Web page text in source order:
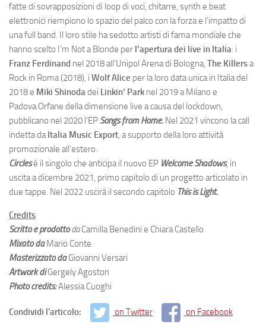
fatte di sovrapposizioni di loop di voci, chitarre, synth e beat
elettronici riempiono lo spazio del palco con la forza e l’impatto di
una full band. Il loro stile ha sedotto artisti di fama mondiale che
hanno scelto I’m Not a Blonde per l’apertura dei live in Italia: i
Franz Ferdinand nel 2018 all’Unipol Arena di Bologna, The Killersa
Rock in Roma (2018), i Wolf Alice per la loro data unica in Italia del
2018 e Miki Shinodadei Linkin’ Park nel 2019 a Milano e
Padova.Orfane della dimensione live a causa del lockdown,
pubblicano nel 2020 l’EP Songs from Home. Nel 2021 vincono la call
indetta daItalia Music Export, a supporto della loro attività
promozionale all’estero.
Circlesè il singolo che anticipa il nuovo EP Welcome Shadows, in
uscita a dicembre 2021, primo capitolo di un progetto articolato in
due tappe. Nel 2022 uscirà il secondo capitolo This is Light.
Credits
Scritto e prodottodaCamilla Benedini e Chiara Castello
Mixato daMario Conte
Masterizzato da Giovanni Versari
Artwork di Gergely Agoston
Photo credits:Alessia Cuoghi
Condividi l'articolo: on Twitter on Facebook